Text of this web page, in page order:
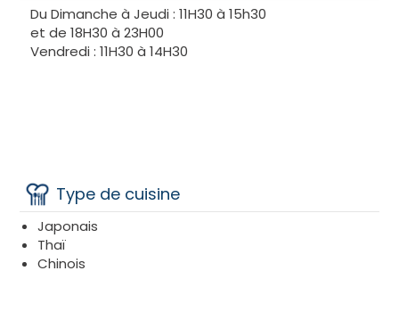
Du Dimanche à Jeudi : 11H30 à 15h30
et de 18H30 à 23H00
Vendredi : 11H30 à 14H30
Type de cuisine
Japonais
Thaï
Chinois